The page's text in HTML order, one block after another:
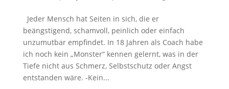
Jeder Mensch hat Seiten in sich, die er
beängstigend, schamvoll, peinlich oder einfach
unzumutbar empfindet. In 18 Jahren als Coach habe
ich noch kein „Monster“ kennen gelernt, was in der
Tiefe nicht aus Schmerz, Selbstschutz oder Angst
entstanden wäre. -Kein...